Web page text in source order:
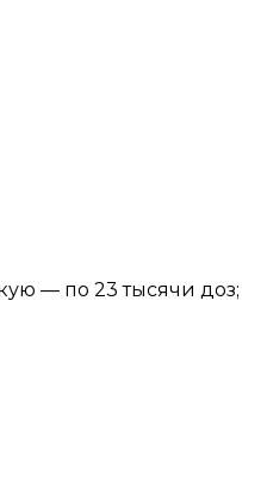
— по 23 тысячи доз;